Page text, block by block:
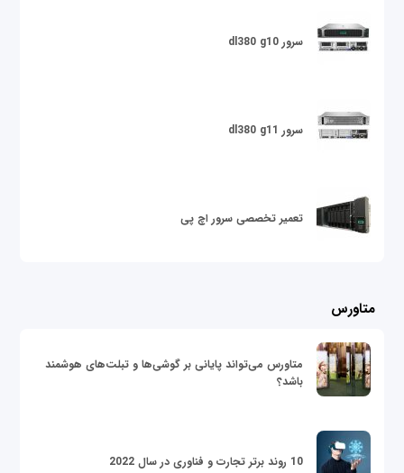
سرور dl380 g10
سرور dl380 g11
تعمیر تخصصی سرور اچ پی
متاورس
متاورس می‌تواند پایانی بر گوشی‌ها و تبلت‌های هوشمند
باشد؟
10 روند برتر تجارت و فناوری در سال 2022